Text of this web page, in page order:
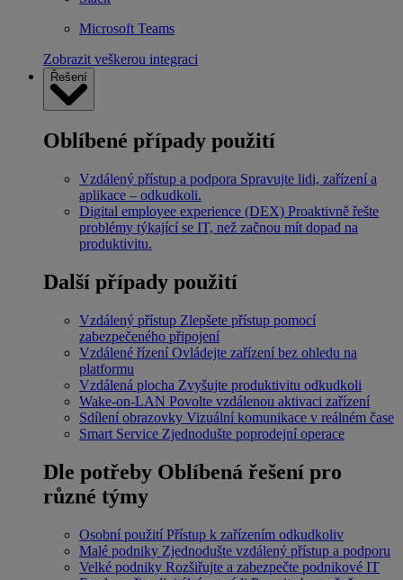
Microsoft Teams
Zobrazit veškerou integraci
Řešení
Oblíbené případy použití
Vzdálený přístup a podpora Spravujte lidi, zařízení a
aplikace – odkudkoli.
Digital employee experience (DEX) Proaktivně řešte
problémy týkající se IT, než začnou mít dopad na
produktivitu.
Další případy použití
Vzdálený přístup Zlepšete přístup pomocí
zabezpečeného připojení
Vzdálené řízení Ovládejte zařízení bez ohledu na
platformu
Vzdálená plocha Zvyšujte produktivitu odkudkoli
Wake-on-LAN Povolte vzdálenou aktivaci zařízení
Sdílení obrazovky Vizuální komunikace v reálném čase
Smart Service Zjednodušte poprodejní operace
Dle potřeby Oblíbená řešení pro
různé týmy
Osobní použití Přístup k zařízením odkudkoliv
Malé podniky Zjednodušte vzdálený přístup a podporu
Velké podniky Rozšiřujte a zabezpečte podnikové IT